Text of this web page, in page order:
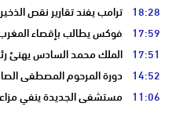
18:28 ترامب يفند تقارير نقص
17:59 فوكس يطالب بإقصاء المغرب
17:51 الملك محمد السادس يهنئ
14:52 دورة المرحوم المصطفى
11:06 مستشفى الجديدة ينفي